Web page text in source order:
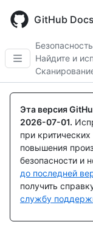
main
GitHub Docs
Найдите и
Эта версия
2026-07-01.
при
повышения
безопасности и
до последней
получить
службу